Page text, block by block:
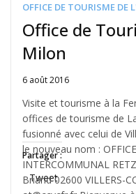
OFFICE DE TOURISME DE
Office de
Milon
Written
Jérémie
6 août 2016
Visite et tourisme à la
offices de tourisme de
fusionné avec celui de
le nouveau nom :
INTERCOMMUNAL
Briand 02600 VILLERS-
Partager :
Tweet